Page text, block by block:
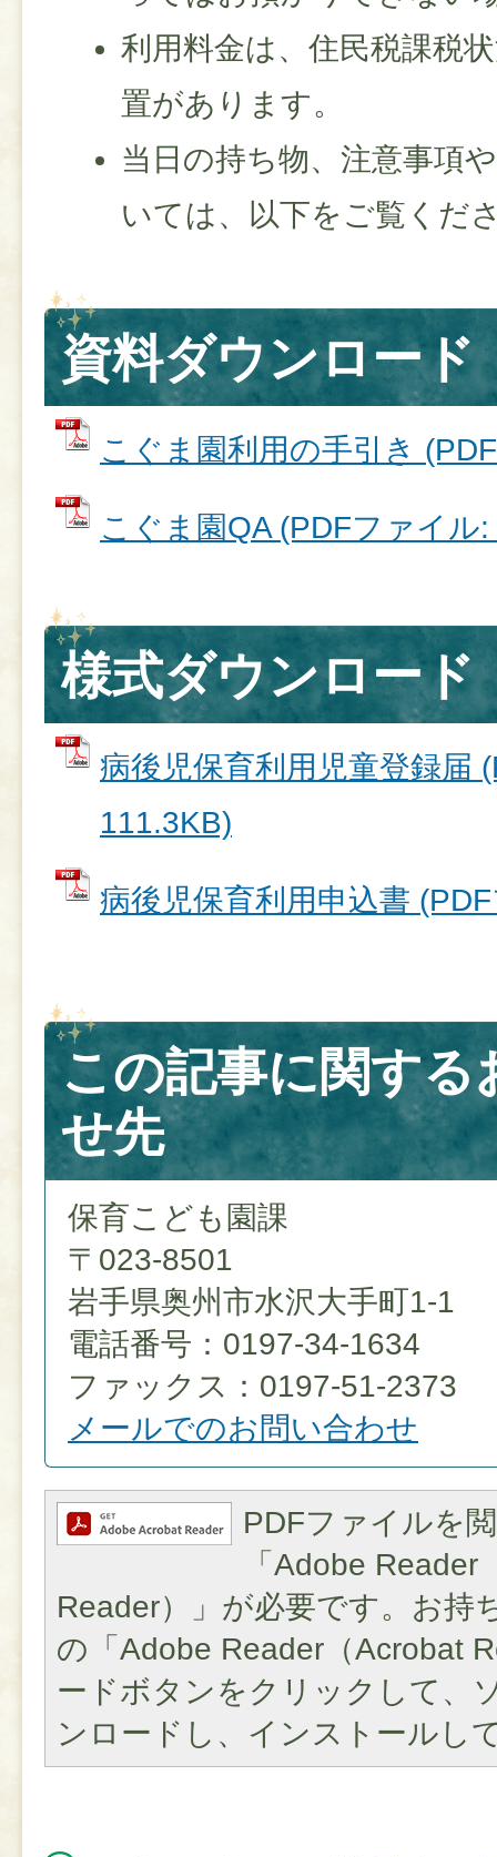
利用料金は、住民税課税
置があります。
当日の持ち物、注意事項
いては、以下をご覧くだ
資料ダウンロード
こぐま園利用の手引き
こぐま園QA (PDFファイル
様式ダウンロード
病後児保育利用児童登録届
111.3KB)
病後児保育利用申込書
この記事に関する
せ先
保育こども園課
〒023-8501
岩手県奥州市水沢大手町1-1
電話番号：0197-34-1634
ファックス：0197-51-2373
メールでのお問い合わせ
PDFファイルを
「Adobe Reader
Reader）」が必要です。お持
の「Adobe Reader（Acrobat
ードボタンをクリックして、
ンロードし、インストールし